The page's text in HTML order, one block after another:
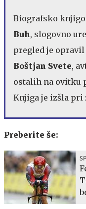
Biografsko
Buh, slogovno
pregled je opravil
Boštjan Svete,
ostalih na ovitku
Knjiga je izšla
Preberite še: